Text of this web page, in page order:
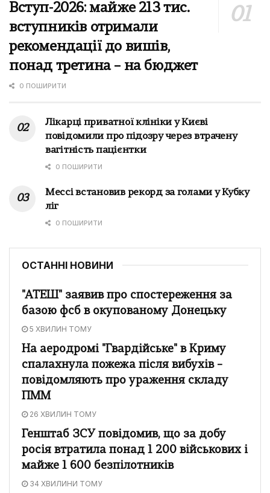
Вступ-2026: майже 213 тис.
вступників отримали
рекомендації до вишів,
понад третина – на бюджет
0 ПОШИРИТИ
Лікарці приватної клініки у Києві
повідомили про підозру через втрачену
вагітність пацієнтки
0 ПОШИРИТИ
Мессі встановив рекорд за голами у Кубку
ліг
0 ПОШИРИТИ
ОСТАННІ НОВИНИ
"АТЕШ" заявив про спостереження за
базою фсб в окупованому Донецьку
5 ХВИЛИН ТОМУ
На аеродромі "Гвардійське" в Криму
спалахнула пожежа після вибухів –
повідомляють про ураження складу
ПММ
26 ХВИЛИН ТОМУ
Генштаб ЗСУ повідомив, що за добу
росія втратила понад 1 200 військових і
майже 1 600 безпілотників
34 ХВИЛИНИ ТОМУ